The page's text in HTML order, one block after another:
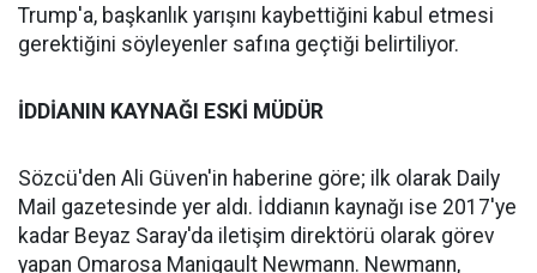
Trump'a, başkanlık yarışını kaybettiğini kabul etmesi
gerektiğini söyleyenler safına geçtiği belirtiliyor.
İDDİANIN KAYNAĞI ESKİ MÜDÜR
Sözcü'den Ali Güven'in haberine göre; ilk olarak Daily
Mail gazetesinde yer aldı. İddianın kaynağı ise 2017'ye
kadar Beyaz Saray'da iletişim direktörü olarak görev
yapan Omarosa Manigault Newmann. Newmann,